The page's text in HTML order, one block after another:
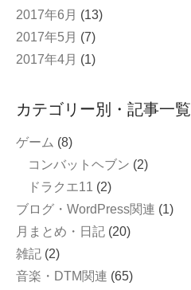
2017年6月 (13)
2017年5月 (7)
2017年4月 (1)
カテゴリー別・記事一覧
ゲーム (8)
コンバットヘブン (2)
ドラクエ11 (2)
ブログ・WordPress関連 (1)
月まとめ・日記 (20)
雑記 (2)
音楽・DTM関連 (65)